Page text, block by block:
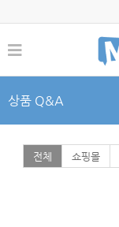
상품 Q&A
전체 쇼핑몰